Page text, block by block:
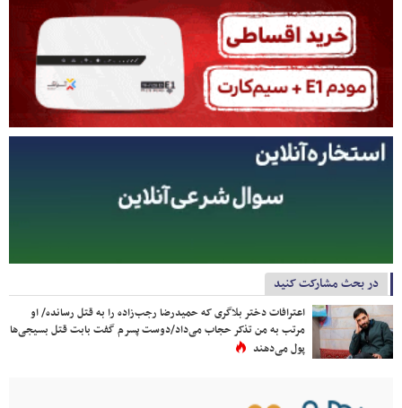
در بحث مشارکت کنید
اعترافات دختر بلاگری که حمیدرضا رجب‌زاده را به قتل رسانده/ او
مرتب به من تذکر حجاب می‌داد/دوست پسرم گفت بابت قتل بسیجی‌ها
پول می‌دهند